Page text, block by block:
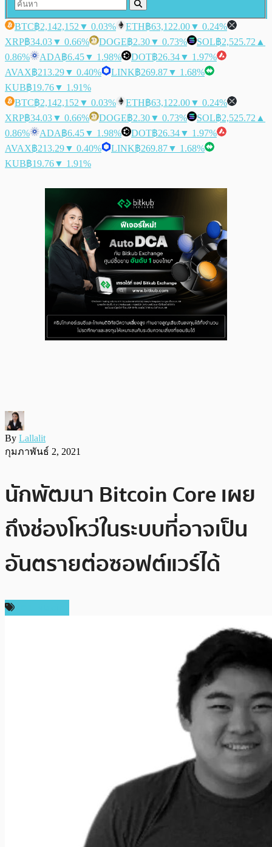
BTC฿2,142,152 ▼ 0.03% ETH฿63,122.00▼ 0.24%
XRP฿34.03▼ 0.66% DOGE฿2.30▼ 0.73% SOL฿2,525.72 ▲
0.86%
ADA฿6.45▼ 1.98% DOT฿26.34▼ 1.97%
AVAX฿213.29▼ 0.40% LINK฿269.87▼ 1.68%
KUB฿19.76▼ 1.91%
BTC฿2,142,152 ▼ 0.03% ETH฿63,122.00▼ 0.24%
XRP฿34.03▼ 0.66% DOGE฿2.30▼ 0.73% SOL฿2,525.72 ▲
0.86%
ADA฿6.45▼ 1.98% DOT฿26.34▼ 1.97%
AVAX฿213.29▼ 0.40% LINK฿269.87▼ 1.68%
KUB฿19.76▼ 1.91%
By Lallalit
กุมภาพันธ์ 2, 2021
นักพัฒนา Bitcoin Core เผย
ถึงช่องโหว่ในระบบที่อาจเป็น
อันตรายต่อซอฟต์แวร์ได้